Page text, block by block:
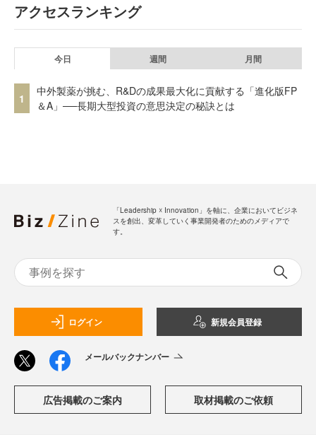
アクセスランキング
今日 週間 月間
1
中外製薬が挑む、R&Dの成果最大化に貢献する「進化版FP
＆A」──長期大型投資の意思決定の秘訣とは
「Leadership ☓ Innovation」を軸に、企業においてビジネ
スを創出、変革していく事業開発者のためのメディアで
す。
ログイン 新規会員登録
メールバックナンバー
広告掲載のご案内 取材掲載のご依頼